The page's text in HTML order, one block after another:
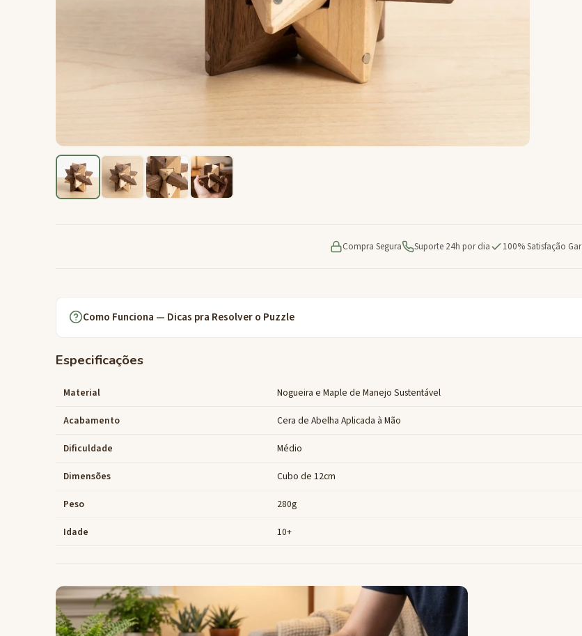
Compra Segura Suporte 24h por dia 100% Satisfação
Como Funciona — Dicas pra Resolver o Puzzle
Especificações
Material Nogueira e Maple de Manejo Sustentável
Acabamento Cera de Abelha Aplicada à Mão
Dificuldade Médio
Dimensões Cubo de 12cm
Peso 280g
Idade 10+